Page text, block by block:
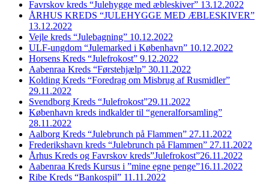
Favrskov kreds “Julehygge med æbleskiver” 13.12.2022
ÅRHUS KREDS “JULEHYGGE MED ÆBLESKIVER”
13.12.2022
Vejle kreds “Julebagning” 10.12.2022
ULF-ungdom “Julemarked i København” 10.12.2022
Horsens Kreds “Julefrokost” 9.12.2022
Aabenraa Kreds “Førstehjælp” 30.11.2022
Kolding Kreds “Foredrag om Misbrug af Rusmidler”
29.11.2022
Svendborg Kreds “Julefrokost”29.11.2022
København kreds indkalder til “generalforsamling”
28.11.2022
Aalborg Kreds “Julebrunch på Flammen” 27.11.2022
Frederikshavn kreds “Julebrunch på Flammen” 27.11.2022
Århus Kreds og Favrskov kreds”Julefrokost”26.11.2022
Aabenraa Kreds Kursus i ”mine egne penge”16.11.2022
Ribe Kreds “Bankospil” 11.11.2022